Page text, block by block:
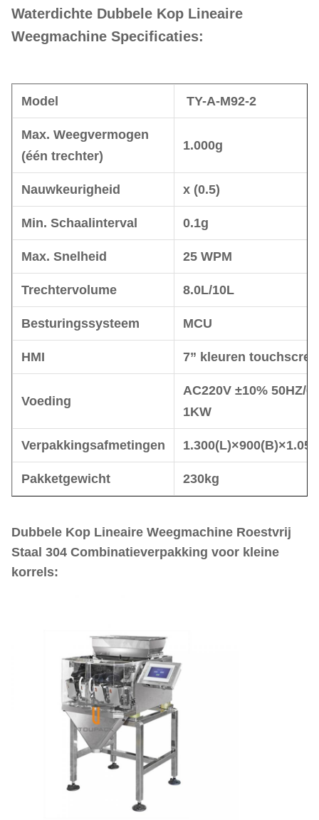
Waterdichte Dubbele Kop Lineaire
Weegmachine Specificaties:
Model TY-A-M92-2
Max. Weegvermogen
(één trechter)
1.000g
Nauwkeurigheid x (0.5)
Min. Schaalinterval 0.1g
Max. Snelheid 25 WPM
Trechtervolume 8.0L/10L
Besturingssysteem MCU
HMI 7” kleuren
Voeding
AC220V ±10% 50HZ/
1KW
Verpakkingsafmetingen
Pakketgewicht 230kg
Dubbele Kop Lineaire Weegmachine Roestvrij
Staal 304 Combinatieverpakking voor kleine
korrels: